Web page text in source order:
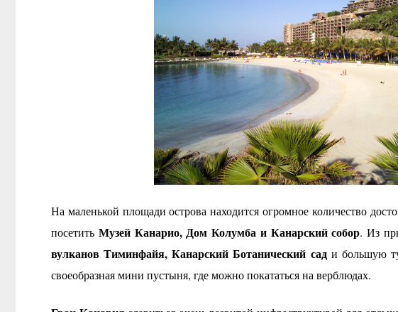
На маленькой площади острова находится огромное количество
посетить Музей Канарио, Дом Колумба и Канарский собор. Из
вулканов Тиминфайя, Канарский Ботанический сади большую
своеобразная мини пустыня, где можно покататься на верблюдах.